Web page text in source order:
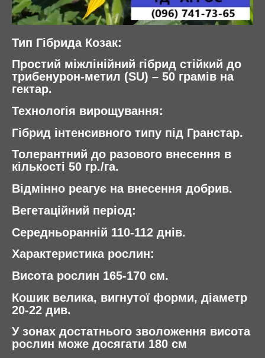
Тип Гібрида Козак:
Простий міжлінійний гібрид стійкий до
трибенурон-метил (SU) – 50 грамів на
гектар.
Технологія вирощування:
Гібрид інтенсивного типу під Гранстар.
Толерантний до разового внесення в
кількості 50 гр./га.
Відмінно реагує на внесення добрив.
Вегетаційний період:
Середньоранній 110-112 днів.
Характеристика рослин:
Висота рослин 165-170 см.
Кошик велика, вигнутої форми, діаметр
20-22 див.
У зонах достатнього зволоження висота
рослин може досягати 180 см